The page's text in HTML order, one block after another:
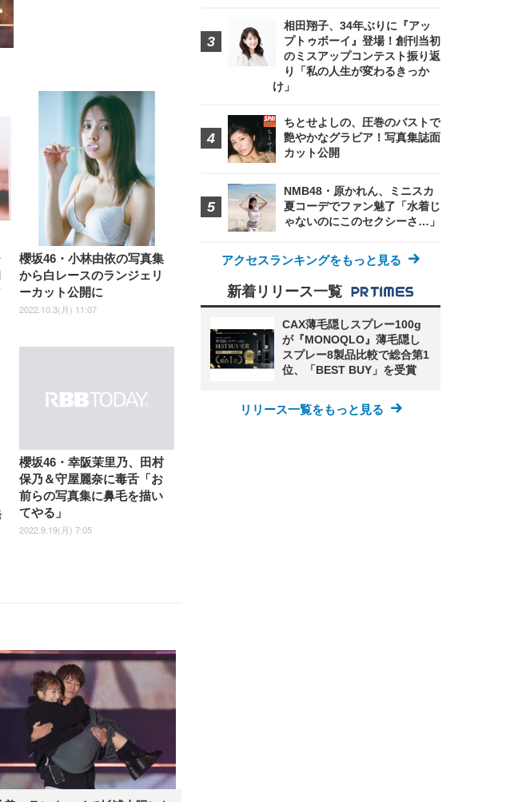
レスト 30度
間工学 椅子
ね上げ式ア
ドレスト
発クッショ
メッシュ
務用 おし
ア (ホワイ
ANDWINT オフィスチェ
ア デスクチェア 肘なし メ
ッシュ 通気性 ランバーサ
ポート付き 腰サポート ガ
ス圧無段階昇降 360度回
転 キャスター付き コンパ
クト 幅52×奥行58.5×高さ
84～96cm テレワーク 在
宅勤務 ブラック
￥4,139
光
ス
け
【MiniLED/24.5inch/280Hz/FHD】
GRAPHT THE SHOOTER
Gaming Monitor 24” Essential ゲ
ーミングモニター QD 24.5インチ
1ms FHD 量子ドット 残像低減 (3
年保証 | 輝点保証 | 日本メーカー)
￥34,980
スオーヤマ
型 お徳用
1) (ケース
アイリスオーヤマ ペット
シーツ 超厚型 お徳用 レギ
ュラー 200枚入
【Amazon.co.jp限定】
￥3,731
櫻坂46・小林由依の写真集
から白レースのランジェリ
ーカット公開に
2022.10.3(月) 11:07
櫻坂46・幸阪茉里乃、田村
保乃＆守屋麗奈に毒舌「お
前らの写真集に鼻毛を描い
てやる」
2022.9.19(月) 7:05
相田翔子、34年ぶりに『アッ
プトゥボーイ』登場！創刊当初
のミスアップコンテスト振り返
り「私の人生が変わるきっか
け」
ちとせよしの、圧巻のバストで
艶やかなグラビア！写真集誌面
カット公開
NMB48・原かれん、ミニスカ
夏コーデでファン魅了「水着じ
ゃないのにこのセクシーさ…」
アクセスランキングをもっと見る
新着リリース一覧
CAX薄毛隠しスプレー100g
が『MONOQLO』薄毛隠し
スプレー8製品比較で総合第1
位、「BEST BUY」を受賞
リリース一覧をもっと見る